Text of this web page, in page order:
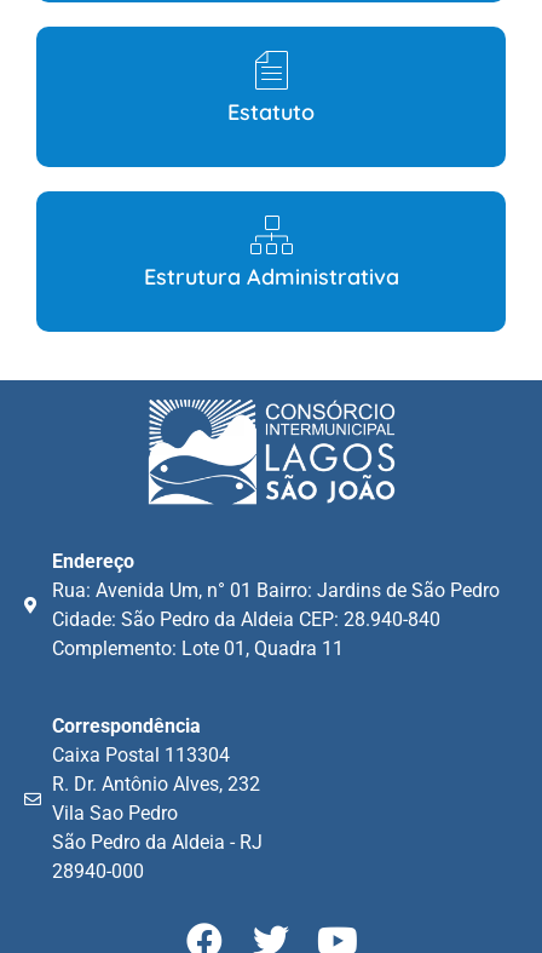
Estatuto
Estrutura Administrativa
Endereço
Rua: Avenida Um, n° 01 Bairro: Jardins de São Pedro
Cidade: São Pedro da Aldeia CEP: 28.940-840
Complemento: Lote 01, Quadra 11
Correspondência
Caixa Postal 113304
R. Dr. Antônio Alves, 232
Vila Sao Pedro
São Pedro da Aldeia - RJ
28940-000